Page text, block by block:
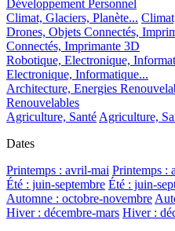
Développement Personnel
Climat, Glaciers, Planète...
Drones, Objets Connectés,
Connectés, Imprimante 3D
Robotique, Electronique,
Electronique, Informatique...
Architecture, Energies
Renouvelables
Agriculture, Santé Agriculture,
Dates
Printemps : avril-mai Printemps :
Été : juin-septembre Été : juin-
Automne : octobre-novembre
Hiver : décembre-mars Hiver :